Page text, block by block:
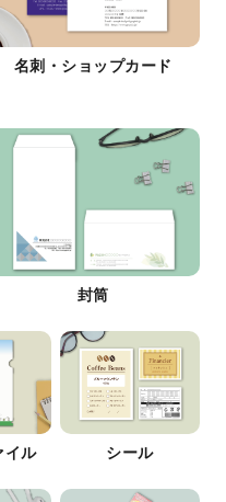
名刺・ショップカード
封筒
イル シール